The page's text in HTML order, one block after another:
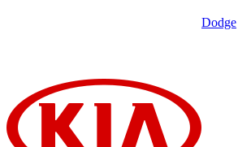
Dodge